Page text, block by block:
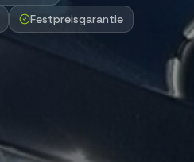
Festpreisgarantie